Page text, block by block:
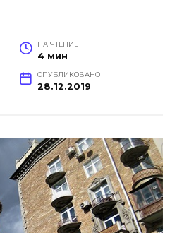
НА ЧТЕНИЕ
4 мин
ОПУБЛИКОВАНО
28.12.2019